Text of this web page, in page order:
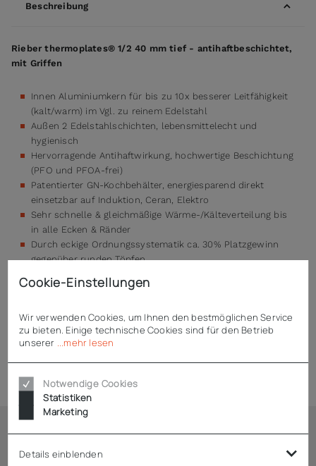
Beschreibung
Rieber thermoplates® 1/2 40 mm tief - antihaftbeschichtet,
mit Griffen
Innen Aluminiumkern für bis zu 10x besserer Leitfähigkeit
(kalt/warm) im Vgl. zu reinem Edelstahl
Außen 2 Edelstahlschichten, lebensmittelecht und
hygienisch
Hervorragende Antihaftwirkung, hochwertige Beschichtung
(PFO und PFOA-frei)
Patentierter GN-Kochbehälter, energiesparend direkt
einsetzbar auf Induktion, Ceran, Elektro
Sehr schnelle & gleichmäßige Wärme-/Kälteverteilung bis
in alle Ecken & Ränder
Durch eckige Ordnungssystematik ca. 30% Platzgewinn
gegenüber runden Töpfen
Beschichtung ist leicht zu reinigen und
Technische Daten
Ähnliche Artikel
Cookie-Einstellungen
Wir verwenden Cookies, um Ihnen den bestmöglichen Service
zu bieten. Einige technische Cookies sind für den Betrieb
unserer ...mehr lesen
Notwendige Cookies
Statistiken
Marketing
Details einblenden